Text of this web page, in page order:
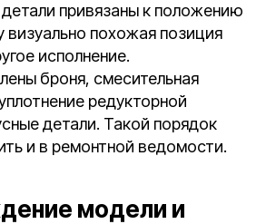
привязаны к положению
визуально похожая позиция
исполнение.
броня, смесительная
редукторной
детали. Такой порядок
и в ремонтной ведомости.
модели и